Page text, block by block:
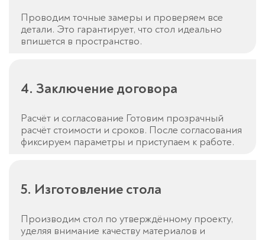
Проводим точные замеры и проверяем все
детали. Это гарантирует, что стол идеально
впишется в пространство.
4. Заключение договора
Расчёт и согласование Готовим прозрачный
расчёт стоимости и сроков. После согласования
фиксируем параметры и приступаем к работе.
5. Изготовление стола
Производим стол по утверждённому проекту,
уделяя внимание качеству материалов и